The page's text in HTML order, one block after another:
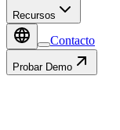
Recursos
Contacto
Probar Demo